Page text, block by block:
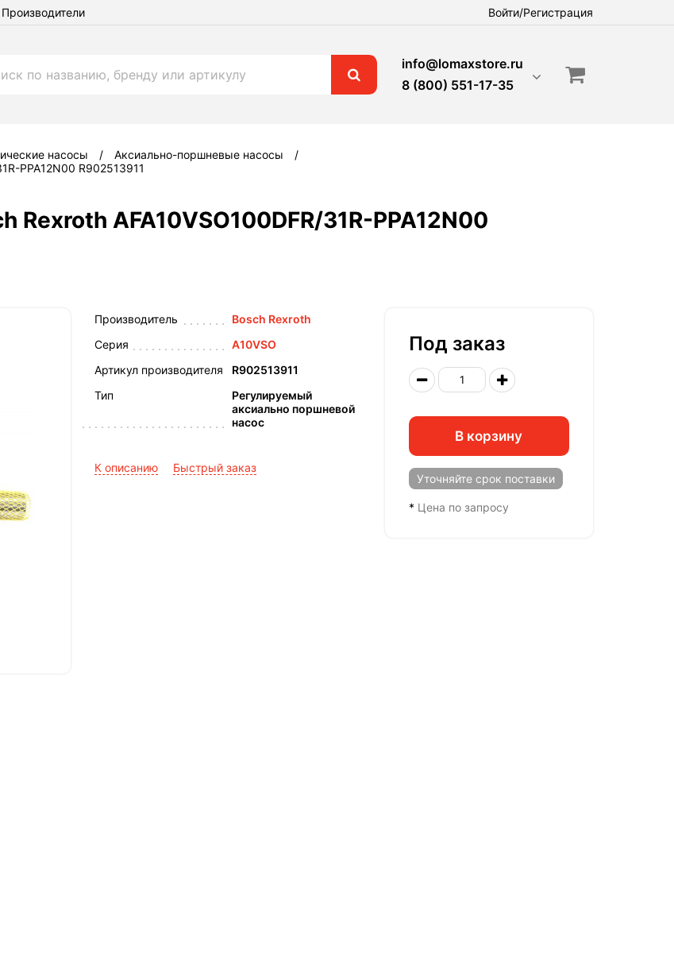
Производители Войти/Регистрация
info@lomaxstore.ru
8 (800) 551-17-35
насосы
Аксиально-поршневые насосы
PPA12N00 R902513911
Rexroth AFA10VSO100DFR/31R-PPA12N00
Производитель
Bosch Rexroth
Серия
A10VSO
Артикул производителя
R902513911
Тип
Регулируемый
аксиально поршневой
насос
К описанию Быстрый заказ
Под заказ
В корзину
Уточняйте срок поставки
* Цена по запросу